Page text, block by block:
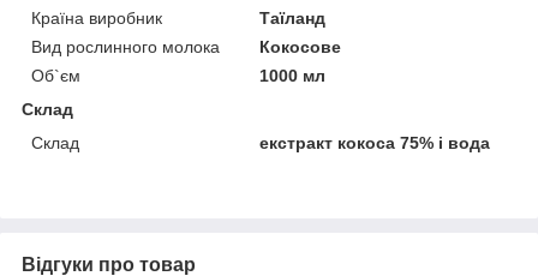
Країна виробник
Таїланд
Вид рослинного молока
Кокосове
Об`єм
1000 мл
Склад
Склад
екстракт кокоса 75% і вода
Відгуки про товар